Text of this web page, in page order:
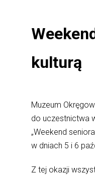
kulturą
Muzeum
do uczestnictwa
„Weekend
w dniach 5 i 6
Z tej okazji